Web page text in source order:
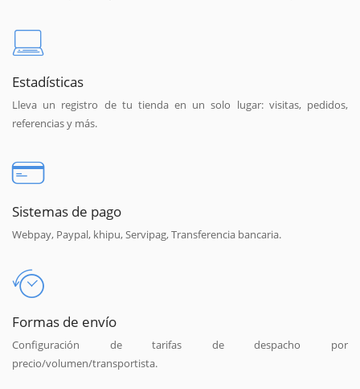
Estadísticas
Lleva un registro de tu tienda en un solo lugar: visitas, pedidos,
referencias y más.
Sistemas de pago
Webpay, Paypal, khipu, Servipag, Transferencia bancaria.
Formas de envío
Configuración de tarifas de despacho por
precio/volumen/transportista.